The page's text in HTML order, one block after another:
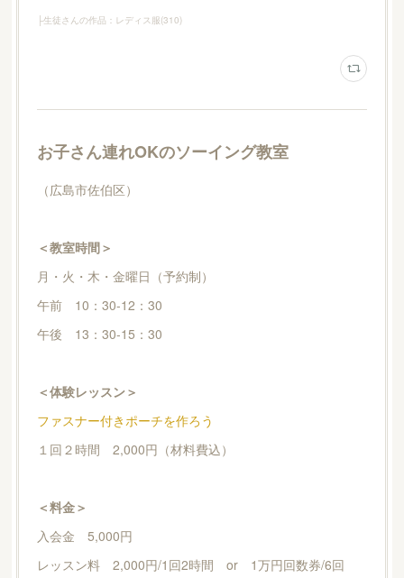
├生徒さんの作品：レディス服(310)
お子さん連れOKのソーイング教室
（広島市佐伯区）
＜教室時間＞
月・火・木・金曜日（予約制）
午前 10：30-12：30
午後 13：30-15：30
＜体験レッスン＞
ファスナー付きポーチを作ろう
１回２時間 2,000円（材料費込）
＜料金＞
入会金 5,000円
レッスン料 2,000円/1回2時間 or 1万円回数券/6回